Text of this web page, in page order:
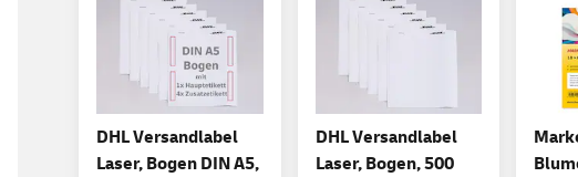
DHL Versandlabel
Laser, Bogen DIN A5,
DHL Versandlabel
Laser, Bogen, 500